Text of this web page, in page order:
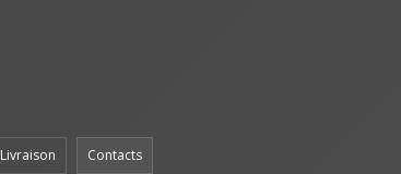
Livraison Contacts